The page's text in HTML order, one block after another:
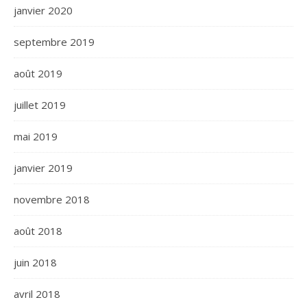
janvier 2020
septembre 2019
août 2019
juillet 2019
mai 2019
janvier 2019
novembre 2018
août 2018
juin 2018
avril 2018